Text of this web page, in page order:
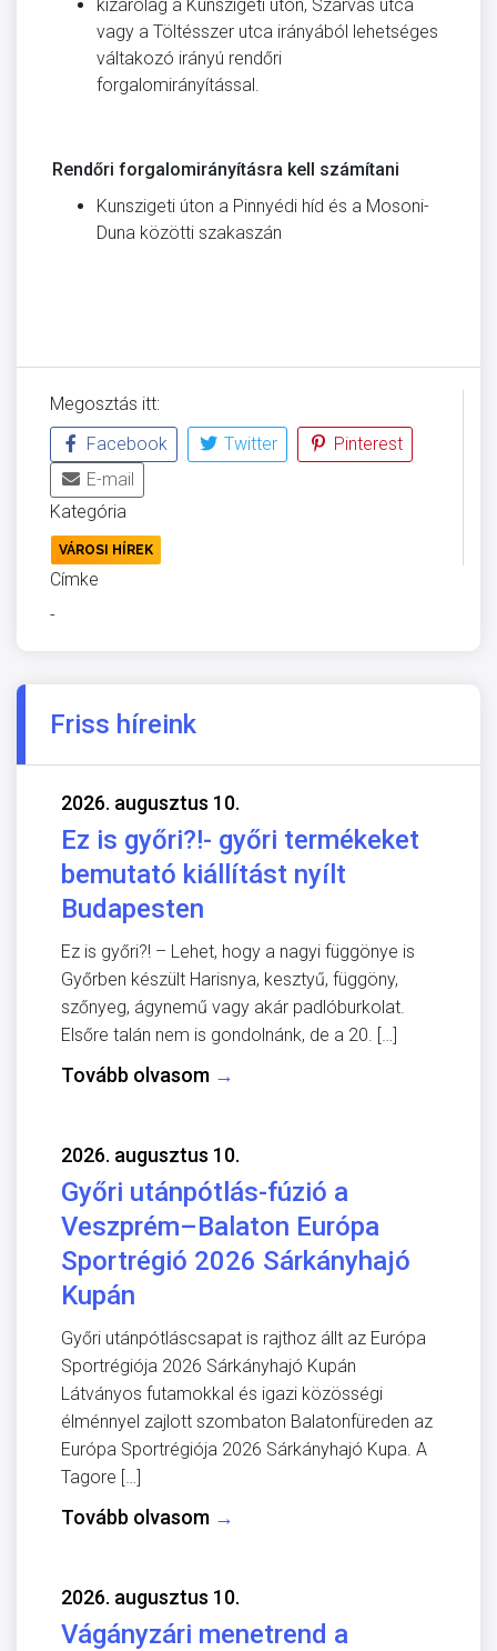
kizárólag a Kunszigeti úton, Szarvas utca
vagy a Töltésszer utca irányából lehetséges
váltakozó irányú ren­dőri
forgalomirányítással.
Rendőri forgalomirányításra kell számítani
Kunszigeti úton a Pinnyédi híd és a Mosoni-
Duna közötti szakaszán
Megosztás itt:
Facebook
Twitter
Pinterest
E-mail
Kategória
VÁROSI HÍREK
Címke
-
Friss híreink
2026. augusztus 10.
Ez is győri?!- győri termékeket
bemutató kiállítást nyílt
Budapesten
Ez is győri?! – Lehet, hogy a nagyi függönye is
Győrben készült Harisnya, kesztyű, függöny,
szőnyeg, ágynemű vagy akár padlóburkolat.
Elsőre talán nem is gondolnánk, de a 20. […]
Tovább olvasom →
2026. augusztus 10.
Győri utánpótlás-fúzió a
Veszprém–Balaton Európa
Sportrégió 2026 Sárkányhajó
Kupán
Győri utánpótláscsapat is rajthoz állt az Európa
Sportrégiója 2026 Sárkányhajó Kupán
Látványos futamokkal és igazi közösségi
élménnyel zajlott szombaton Balatonfüreden az
Európa Sportrégiója 2026 Sárkányhajó Kupa. A
Tagore […]
Tovább olvasom →
2026. augusztus 10.
Vágányzári menetrend a